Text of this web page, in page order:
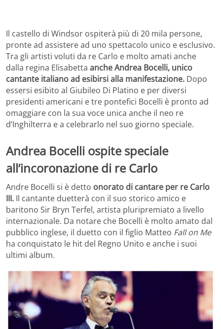
Il castello di Windsor ospiterà più di 20 mila persone,
pronte ad assistere ad uno spettacolo unico e esclusivo.
Tra gli artisti voluti da re Carlo e molto amati anche
dalla regina Elisabetta anche Andrea Bocelli, unico
cantante italiano ad esibirsi alla manifestazione. Dopo
essersi esibito al Giubileo Di Platino e per diversi
presidenti americani e tre pontefici Bocelli è pronto ad
omaggiare con la sua voce unica anche il neo re
d’Inghilterra e a celebrarlo nel suo giorno speciale.
Andrea Bocelli ospite speciale
all’incoronazione di re Carlo
Andre Bocelli si è detto onorato di cantare per re Carlo
III. Il cantante duetterà con il suo storico amico e
baritono Sir Bryn Terfel, artista pluripremiato a livello
internazionale. Da notare che Bocelli è molto amato dal
pubblico inglese, il duetto con il figlio Matteo Fall on Me
ha conquistato le hit del Regno Unito e anche i suoi
ultimi album.